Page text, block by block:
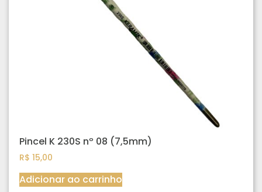
Pincel K 230S nº 08 (7,5mm)
R$ 15,00
Adicionar ao carrinho